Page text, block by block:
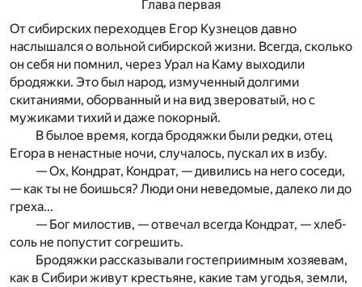
Глава первая
От сибирских переходцев Егор Кузнецов давно
наслышался о вольной сибирской жизни. Всегда, сколько
он себя ни помнил, через Урал на Каму выходили
бродяжки. Это был народ, измученный долгими
скитаниями, оборванный и на вид звероватый, но с
мужиками тихий и даже покорный.
В былое время, когда бродяжки были редки, отец
Егора в ненастные ночи, случалось, пускал их в избу.
— Ох, Кондрат, Кондрат, — дивились на него соседи,
— как ты не боишься? Люди они неведомые, далеко ли до
греха...
— Бог милостив, — отвечал всегда Кондрат, — хлеб-
соль не попустит согрешить.
Бродяжки рассказывали гостеприимным хозяевам,
как в Сибири живут крестьяне, какие там угодья, земли,